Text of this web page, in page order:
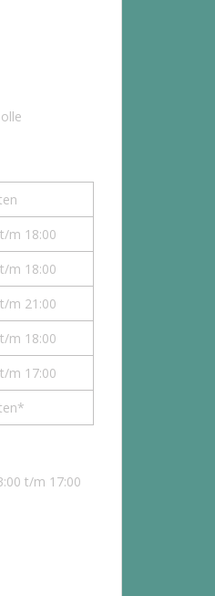
m 18:00
m 18:00
m 21:00
m 18:00
m 17:00
t/m 17:00